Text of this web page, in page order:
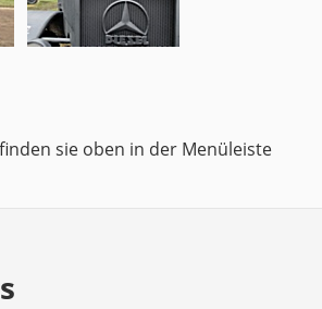
sie oben in der Menüleiste